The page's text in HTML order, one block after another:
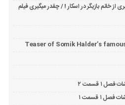
خانم بازیگر در اسکار ! / چقدر میگیری فیلم
Teaser of Somik Halder’s